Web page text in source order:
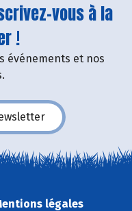
vous à la
!
événements et nos
légales